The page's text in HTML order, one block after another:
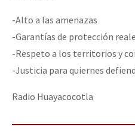
-Alto a las amenazas
-Garantías de protección
-Respeto a los territorios y
-Justicia para quiernes
Radio Huayacocotla